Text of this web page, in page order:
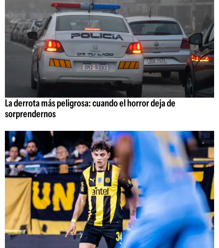
La derrota más peligrosa: cuando el horror deja de
sorprendernos